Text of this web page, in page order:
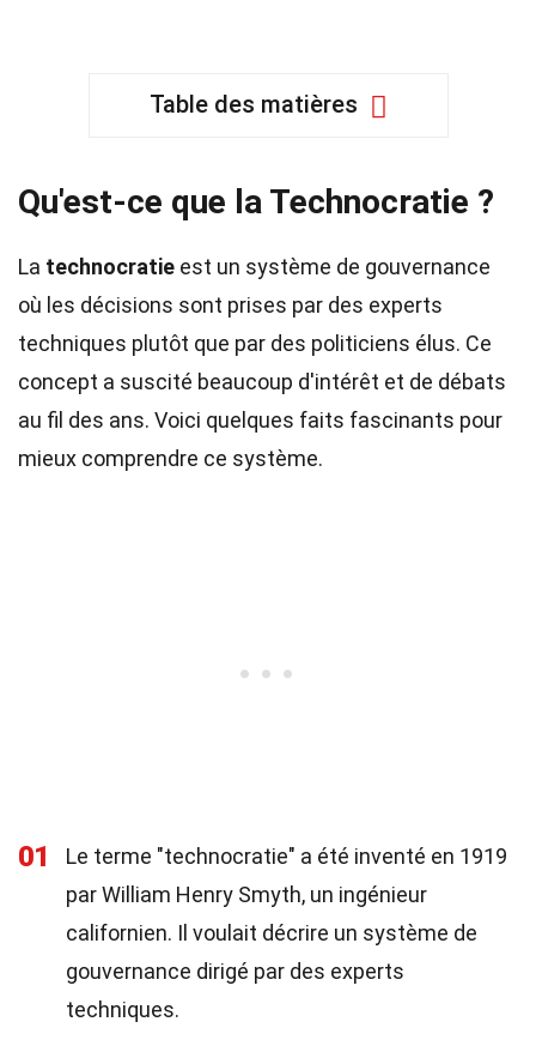
Table des matières
Qu'est-ce que la Technocratie ?
La technocratie est un système de gouvernance
où les décisions sont prises par des experts
techniques plutôt que par des politiciens élus. Ce
concept a suscité beaucoup d'intérêt et de débats
au fil des ans. Voici quelques faits fascinants pour
mieux comprendre ce système.
01
Le terme "technocratie" a été inventé en 1919
par William Henry Smyth, un ingénieur
californien. Il voulait décrire un système de
gouvernance dirigé par des experts
techniques.